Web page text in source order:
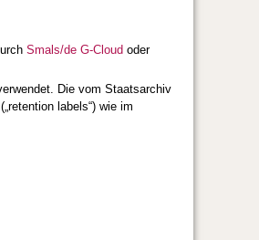
Smals/de G-Cloud oder
Die vom Staatsarchiv
labels“) wie im